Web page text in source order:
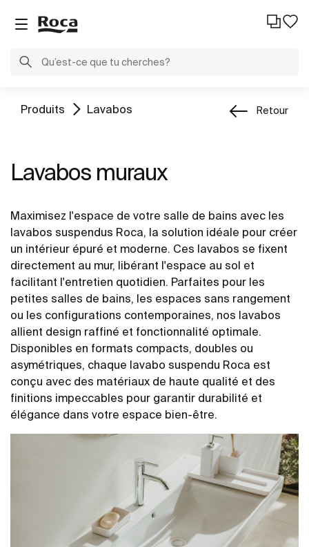
Produits Lavabos Retour
Lavabos muraux
Maximisez l'espace de votre salle de bains avec les
lavabos suspendus Roca, la solution idéale pour créer
un intérieur épuré et moderne. Ces lavabos se fixent
directement au mur, libérant l'espace au sol et
facilitant l'entretien quotidien. Parfaites pour les
petites salles de bains, les espaces sans rangement
ou les configurations contemporaines, nos lavabos
allient design raffiné et fonctionnalité optimale.
Disponibles en formats compacts, doubles ou
asymétriques, chaque lavabo suspendu Roca est
conçu avec des matériaux de haute qualité et des
finitions impeccables pour garantir durabilité et
élégance dans votre espace bien-être.